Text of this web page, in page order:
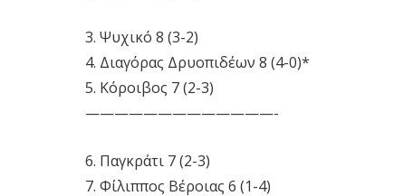
3. Ψυχικό 8 (3-2)
4. Διαγόρας Δρυοπιδέων 8 (4-0)*
5. Κόροιβος 7 (2-3)
—————————————-
6. Παγκράτι 7 (2-3)
7. Φίλιππος Βέροιας 6 (1-4)